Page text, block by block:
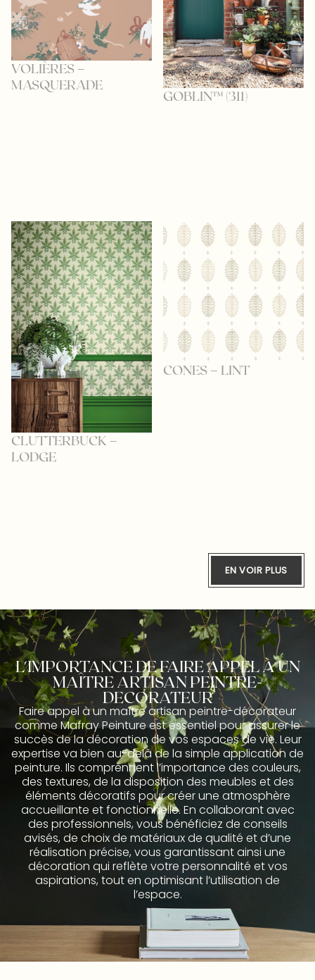
VOLIÈRES –
MASQUERADE
GOBLIN™ (311)
CLUTTERBUCK –
LODGE
CONES – LINT
EN VOIR PLUS
L'IMPORTANCE DE FAIRE APPEL À UN
MAÎTRE ARTISAN PEINTRE-
DECORATEUR
Faire appel à un maître artisan peintre-décorateur
comme Mafray Peinture est essentiel pour assurer le
succès de la décoration de vos espaces de vie. Leur
expertise va bien au-delà de la simple application de
peinture. Ils comprennent l’importance des couleurs,
des textures, de la disposition des meubles et des
éléments décoratifs pour créer une atmosphère
accueillante et fonctionnelle. En collaborant avec
des professionnels, vous bénéficiez de conseils
avisés, de choix de matériaux de qualité et d’une
réalisation précise, vous garantissant ainsi une
décoration qui reflète votre personnalité et vos
aspirations, tout en optimisant l’utilisation de
l’espace.